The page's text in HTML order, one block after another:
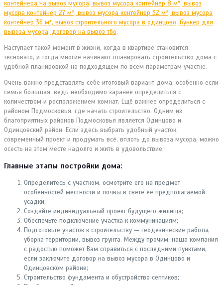
Наступает такой момент в жизни, когда в квартире становится
тесновато, и тогда многие начинают планировать строительство дома с
удобной планировкой на подходящем по всем параметрам участке.
Очень важно представлять себе итоговый вариант дома, особенно если
семья большая, ведь необходимо заранее определиться с
количеством и расположением комнат. Ещё важнее определиться с
районом Подмосковья, где начать строительство. Одним из
благоприятных районов Подмосковья является Одинцово и
Одинцовский район. Если здесь выбрать удобный участок,
современный проект и продумать всё, вплоть до вывоза мусора, можно
осесть на этом месте надолго и жить в удовольствие.
Главные этапы постройки дома:
Определитесь с участком, осмотрите его на предмет
особенностей местности и почвы в свете её предполагаемой
усадки;
Создайте индивидуальный проект будущего жилища;
Обеспечьте подключение участка к коммуникациям;
Подготовьте участок к строительству — геодезические работы,
уборка территории, вывоз грунта. Между прочим, наша компания
с радостью поможет Вам справиться с последними пунктами,
если заключите договор на вывоз мусора в Одинцово и
Одинцовском районе;
Строительство фундамента и обустройство септиков;